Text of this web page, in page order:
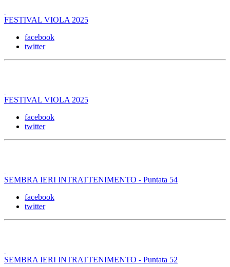
FESTIVAL VIOLA 2025
facebook
twitter
FESTIVAL VIOLA 2025
facebook
twitter
SEMBRA IERI INTRATTENIMENTO - Puntata 54
facebook
twitter
SEMBRA IERI INTRATTENIMENTO - Puntata 52